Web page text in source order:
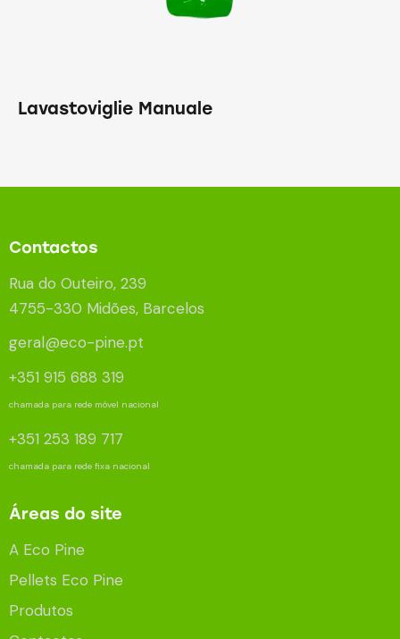
Lavastoviglie Manuale
Contactos
Rua do Outeiro, 239
4755-330 Midões, Barcelos
geral@eco-pine.pt
+351 915 688 319
chamada para rede móvel nacional
+351 253 189 717
chamada para rede fixa nacional
Áreas do site
A Eco Pine
Pellets Eco Pine
Produtos